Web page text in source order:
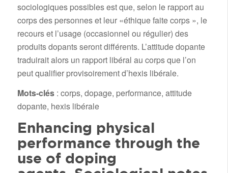
sociologiques possibles est que, selon le rapport au
corps des personnes et leur «éthique faite corps », le
recours et l’usage (occasionnel ou régulier) des
produits dopants seront différents. L’attitude dopante
traduirait alors un rapport libéral au corps que l’on
peut qualifier provisoirement d’hexis libérale.
Mots-clés: corps, dopage, performance, attitude
dopante, hexis libérale
Enhancing physical
performance through the
use of doping